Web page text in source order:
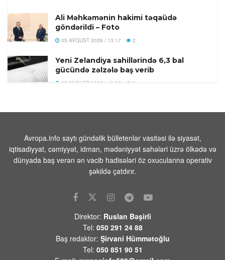
Ali Məhkəmənin hakimi təqaüdə
göndərildi – Foto
05 AVQUST 2026 / 13:17 2
Yeni Zelandiya sahillərində 6,3 bal
gücündə zəlzələ baş verib
05 AVQUST 2026 / 13:00 6
dəyişməsi Zelenski üçün hökumət
05 AVQUST 2026 / 12:48 18
Zelenski Kiyev bölgəsinə edilən
hücumlarda ölənlərin sayının 17-yə
yüksəldiyini açıqlayıb
Rusiyadan çıxarılacaqlar
05 AVQUST 2026 / 12:37 12
İsrail Şərqi Qüdsdəki məsciddə səhər
Avropa.info saytı gündəlik bülletenlər vasitəsi ilə siyasət,
iqtisadiyyat, cəmiyyət, idman, mədəniyyət sahələri üzrə ölkədə və
dünyada baş verən ən vacib hadisələri öz oxucularına operativ
şəkildə çatdırır.
Direktor: Ruslan Bəşirli
Tel: 050 291 24 88
Baş redaktor: Şirvani Hümmətoğlu
Tel: 050 851 90 51